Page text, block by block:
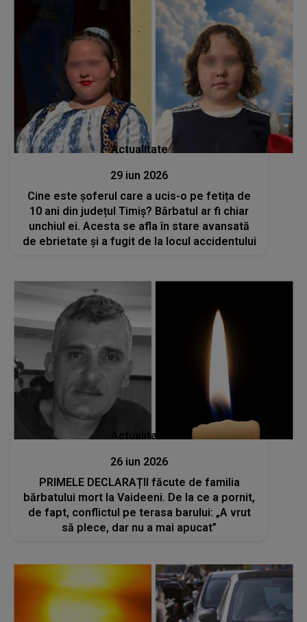
Actualitate
29 iun 2026
Cine este șoferul care a ucis-o pe fetița de
10 ani din județul Timiș? Bărbatul ar fi chiar
unchiul ei. Acesta se afla în stare avansată
de ebrietate și a fugit de la locul accidentului
Actualitate
26 iun 2026
PRIMELE DECLARAȚII făcute de familia
bărbatului mort la Vaideeni. De la ce a pornit,
de fapt, conflictul pe terasa barului: „A vrut
să plece, dar nu a mai apucat”